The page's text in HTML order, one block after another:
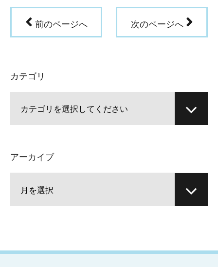
前のページへ 次のページへ
カテゴリ
アーカイブ